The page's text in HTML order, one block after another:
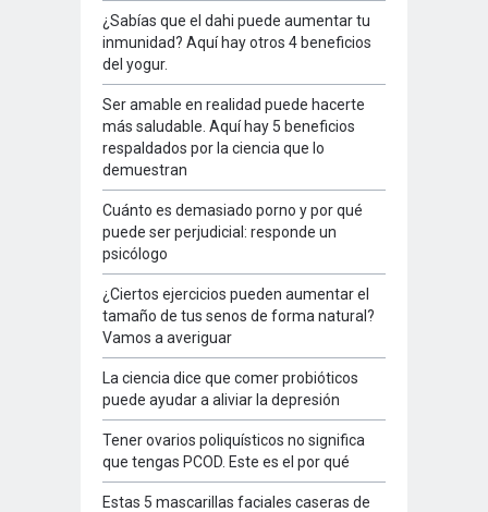
¿Sabías que el dahi puede aumentar tu
inmunidad? Aquí hay otros 4 beneficios
del yogur.
Ser amable en realidad puede hacerte
más saludable. Aquí hay 5 beneficios
respaldados por la ciencia que lo
demuestran
Cuánto es demasiado porno y por qué
puede ser perjudicial: responde un
psicólogo
¿Ciertos ejercicios pueden aumentar el
tamaño de tus senos de forma natural?
Vamos a averiguar
La ciencia dice que comer probióticos
puede ayudar a aliviar la depresión
Tener ovarios poliquísticos no significa
que tengas PCOD. Este es el por qué
Estas 5 mascarillas faciales caseras de